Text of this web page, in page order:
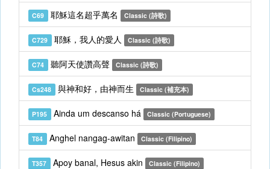
C69 耶穌這名超乎萬名 Classic (詩歌)
C729 耶穌，我人的愛人 Classic (詩歌)
C74 聽阿天使讚高聲 Classic (詩歌)
Cs248 與神和好，由神而生 Classic (補充本)
P195 Ainda um descanso há Classic (Portuguese)
T84 Anghel nangag-awitan Classic (Filipino)
T357 Apoy banal, Hesus akin Classic (Filipino)